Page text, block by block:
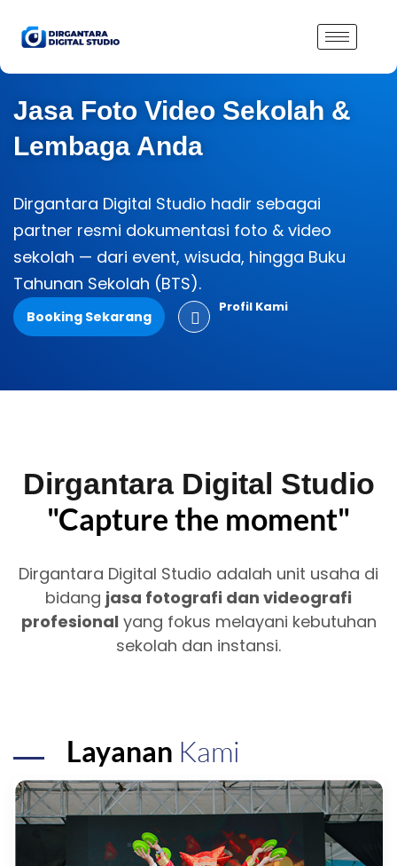
konten
Jasa Foto Video Sekolah &
Lembaga Anda
Dirgantara Digital Studio hadir sebagai
partner resmi dokumentasi foto & video
sekolah — dari event, wisuda, hingga Buku
Tahunan Sekolah (BTS).
Booking Sekarang
Profil Kami
Dirgantara Digital Studio
"Capture the moment"
Dirgantara Digital Studio adalah unit usaha di
bidang jasa fotografi dan videografi
profesional yang fokus melayani kebutuhan
sekolah dan instansi.
Layanan Kami